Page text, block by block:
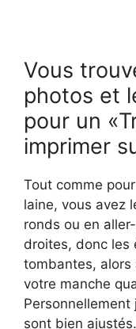
Vous
photos et
pour un
imprimer
Tout comme
laine, vous avez
ronds ou en
droites, donc les
tombantes, alors
votre manche
sont bien ajustés.